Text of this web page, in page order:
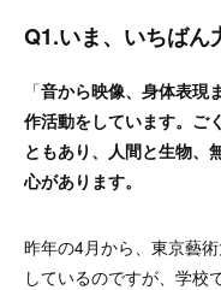
Q1.いま、いちばん
「音から映像、身体表現
作活動をしています。ご
ともあり、人間と生物、
心があります。
昨年の4月から、東京藝
しているのですが、学校